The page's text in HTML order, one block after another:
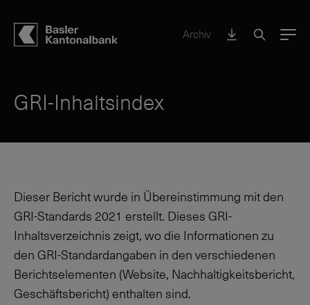
Archiv Menu
GRI-Inhaltsindex
Dieser Bericht wurde in Übereinstimmung mit den
GRI-Standards 2021 erstellt. Dieses GRI-
Inhaltsverzeichnis zeigt, wo die Informationen zu
den GRI-Standardangaben in den verschiedenen
Berichtselementen (Website, Nachhaltigkeitsbericht,
Geschäftsbericht) enthalten sind.